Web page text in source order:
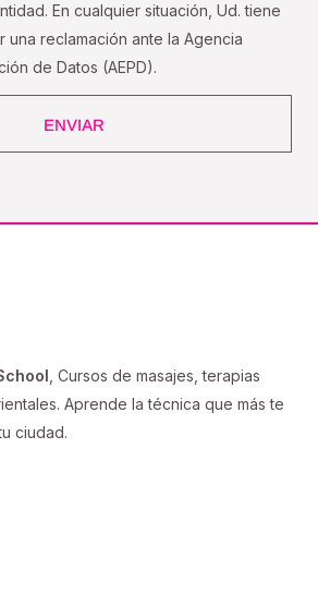
En cualquier situación, Ud. tiene
reclamación ante la Agencia
de Datos (AEPD).
ENVIAR
, Cursos de masajes, terapias
Aprende la técnica que más te
ciudad.